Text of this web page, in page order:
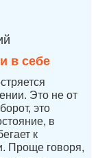
в себе
Это не от
это
в
к
Проще говоря,